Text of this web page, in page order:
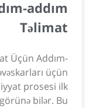
addım
Təlimat
Üçün Addım-
üçün
prosesi ilk
bilər. Bu...